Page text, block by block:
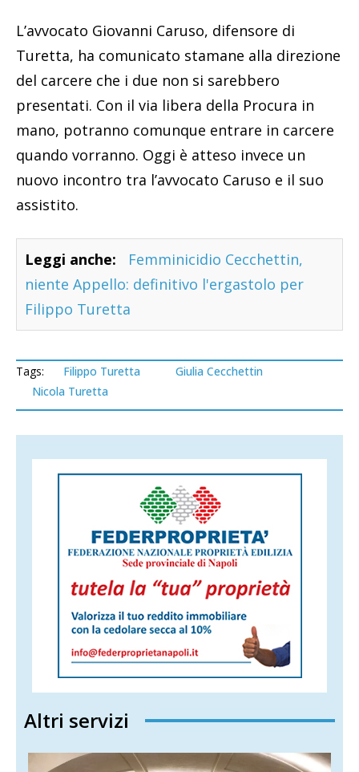
L’avvocato Giovanni Caruso, difensore di
Turetta, ha comunicato stamane alla direzione
del carcere che i due non si sarebbero
presentati. Con il via libera della Procura in
mano, potranno comunque entrare in carcere
quando vorranno. Oggi è atteso invece un
nuovo incontro tra l’avvocato Caruso e il suo
assistito.
Leggi anche:
Femminicidio Cecchettin,
niente Appello: definitivo l'ergastolo per
Filippo Turetta
Tags: Filippo Turetta
Giulia Cecchettin
Nicola Turetta
Altri servizi